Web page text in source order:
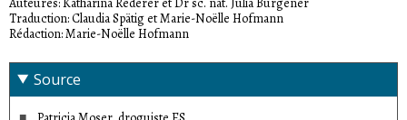
Traduction: Claudia Spätig et Marie-Noëlle Hofmann
Rédaction: Marie-Noëlle Hofmann
Source